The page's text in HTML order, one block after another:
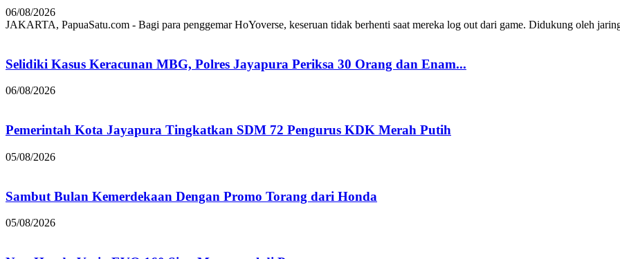
06/08/2026
JAKARTA, PapuaSatu.com - Bagi para penggemar HoYoverse, keseruan tidak berhenti saat mereka log out dari game. Didukung oleh
Selidiki Kasus Keracunan MBG, Polres Jayapura Periksa 30 Orang dan Enam...
06/08/2026
Pemerintah Kota Jayapura Tingkatkan SDM 72 Pengurus KDK Merah Putih
05/08/2026
Sambut Bulan Kemerdekaan Dengan Promo Torang dari Honda
05/08/2026